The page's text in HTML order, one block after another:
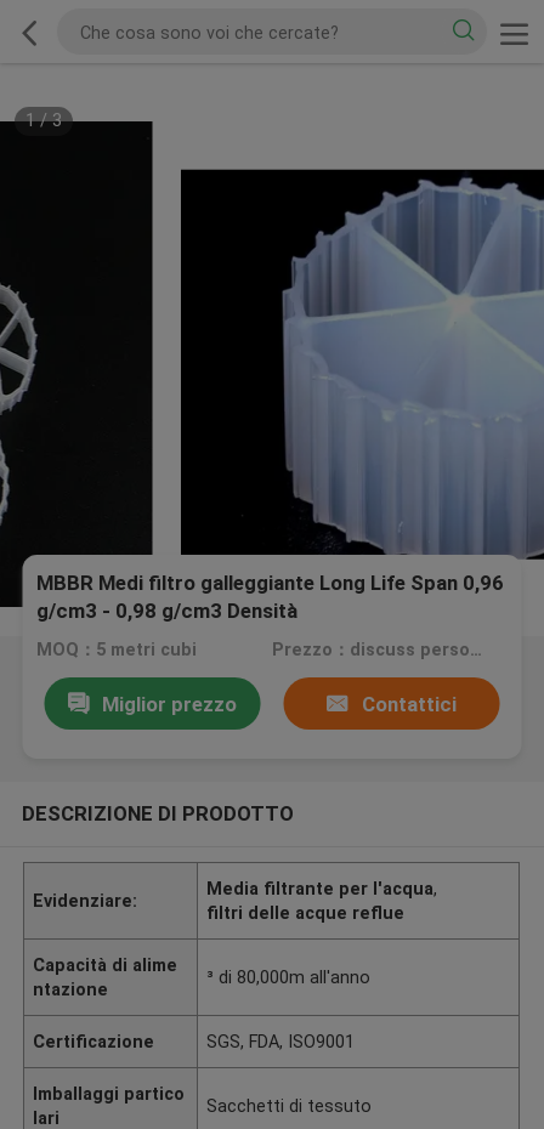
1/3
MBBR Medi filtro galleggiante Long Life Span 0,96
g/cm3 - 0,98 g/cm3 Densità
MOQ：5 metri cubi Prezzo：discuss personally
Miglior prezzo Contattici
DESCRIZIONE DI PRODOTTO
Evidenziare:
Media filtrante per l'acqua,
filtri delle acque reflue
Capacità di alime
ntazione
³ di 80,000m all'anno
Certificazione SGS, FDA, ISO9001
Imballaggi partico
lari
Sacchetti di tessuto